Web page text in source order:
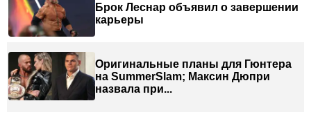
Брок Леснар объявил о завершении
карьеры
Оригинальные планы для Гюнтера
на SummerSlam; Максин Дюпри
назвала при...